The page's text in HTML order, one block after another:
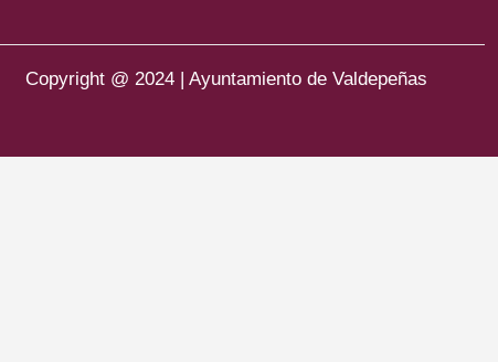
Copyright @ 2024 | Ayuntamiento de Valdepeñas